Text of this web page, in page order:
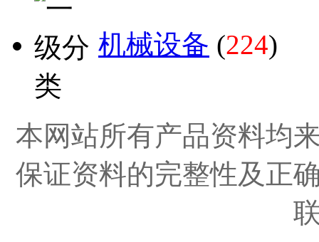
机械设备 (224)
本网站所有产品资料均
保证资料的完整性及正